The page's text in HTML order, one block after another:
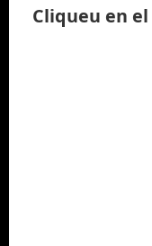
Cliqueu en